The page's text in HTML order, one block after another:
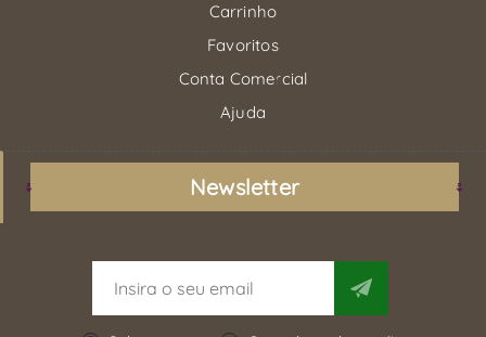
Carrinho
Favoritos
Conta Comercial
Ajuda
Newsletter